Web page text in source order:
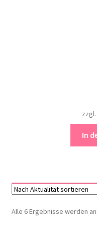
zzgl.
In
Alle 6 Ergebnisse werden